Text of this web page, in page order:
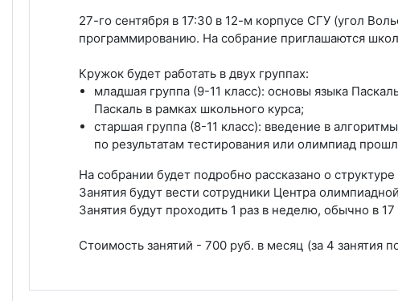
27-​го сентября в 17:30 в 12-м корпусе СГУ (угол
программированию. На собрание приглашаются
Кружок будет работать в двух группах:
младшая группа (9-11 класс): основы языка
Паскаль в рамках школьного курса;
старшая группа (8-11 класс): введение в
по результатам тестирования или олимпиад
На собрании будет подробно рассказано о
Занятия будут вести сотрудники Центра
​Занятия будут проходить 1 раз в неделю, обычно в
Стоимость занятий - 700 руб. в месяц (за 4 занятия